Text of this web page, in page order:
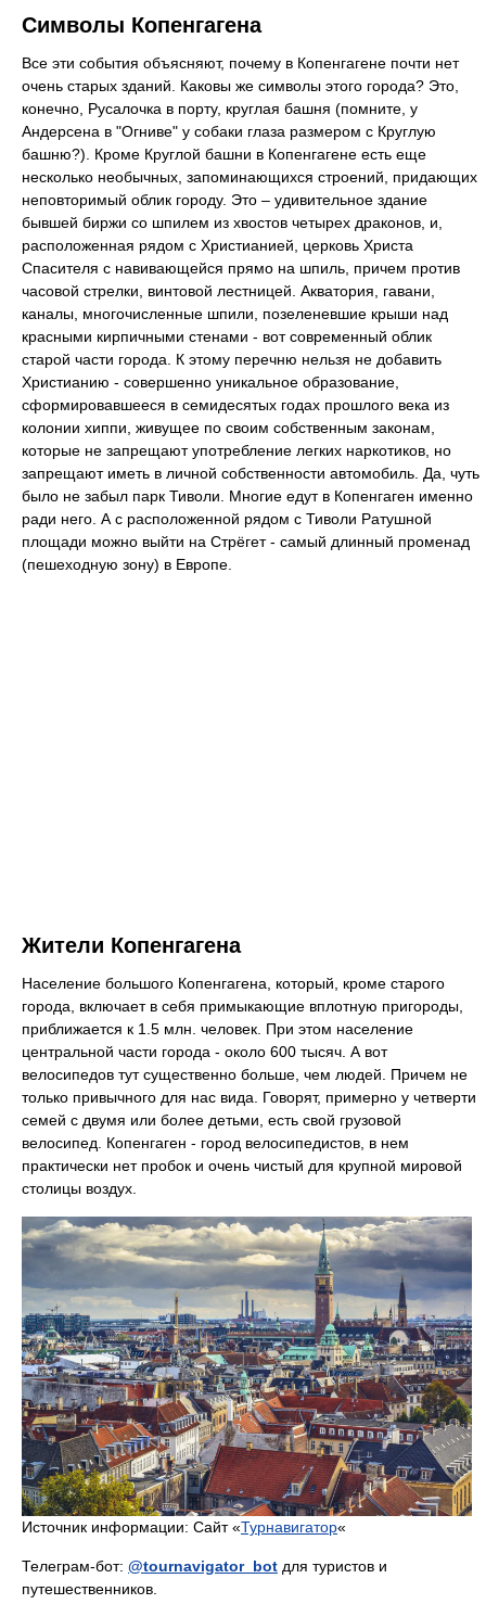
Символы Копенгагена
Все эти события объясняют, почему в Копенгагене почти нет
очень старых зданий. Каковы же символы этого города? Это,
конечно, Русалочка в порту, круглая башня (помните, у
Андерсена в "Огниве" у собаки глаза размером с Круглую
башню?). Кроме Круглой башни в Копенгагене есть еще
несколько необычных, запоминающихся строений, придающих
неповторимый облик городу. Это – удивительное здание
бывшей биржи со шпилем из хвостов четырех драконов, и,
расположенная рядом с Христианией, церковь Христа
Спасителя с навивающейся прямо на шпиль, причем против
часовой стрелки, винтовой лестницей. Акватория, гавани,
каналы, многочисленные шпили, позеленевшие крыши над
красными кирпичными стенами - вот современный облик
старой части города. К этому перечню нельзя не добавить
Христианию - совершенно уникальное образование,
сформировавшееся в семидесятых годах прошлого века из
колонии хиппи, живущее по своим собственным законам,
которые не запрещают употребление легких наркотиков, но
запрещают иметь в личной собственности автомобиль. Да, чуть
было не забыл парк Тиволи. Многие едут в Копенгаген именно
ради него. А с расположенной рядом с Тиволи Ратушной
площади можно выйти на Стрёгет - самый длинный променад
(пешеходную зону) в Европе.
Жители Копенгагена
Население большого Копенгагена, который, кроме старого
города, включает в себя примыкающие вплотную пригороды,
приближается к 1.5 млн. человек. При этом население
центральной части города - около 600 тысяч. А вот
велосипедов тут существенно больше, чем людей. Причем не
только привычного для нас вида. Говорят, примерно у четверти
семей с двумя или более детьми, есть свой грузовой
велосипед. Копенгаген - город велосипедистов, в нем
практически нет пробок и очень чистый для крупной мировой
столицы воздух.
Источник информации: Сайт «Турнавигатор«
Телеграм-бот: @tournavigator_bot для туристов и
путешественников.